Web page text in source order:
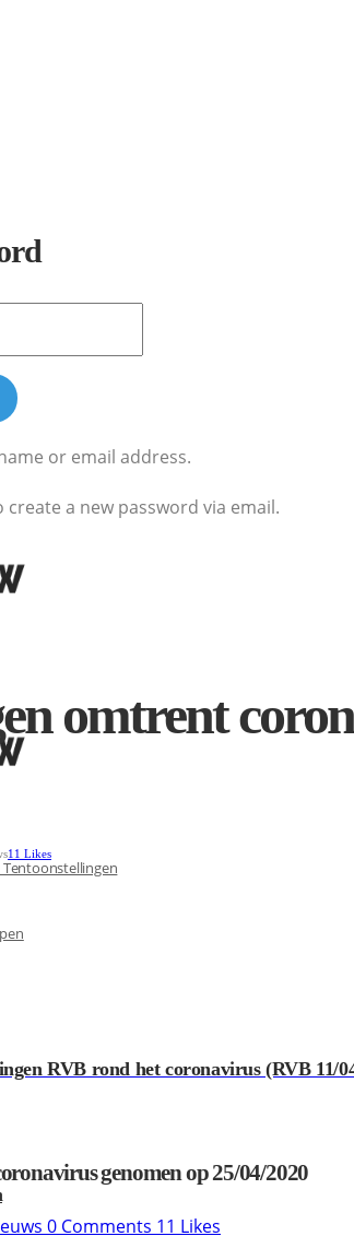
or email address.
create a new password via email.
omtrent
11 Likes
RVB rond het coronavirus (RVB 11/
genomen op 25/04/2020
0 Comments 11 Likes